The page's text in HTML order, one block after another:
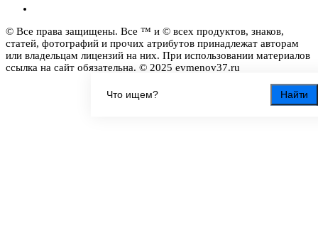
Найти
© Все права защищены. Все ™ и © всех продуктов, знаков,
статей, фотографий и прочих атрибутов принадлежат авторам
или владельцам лицензий на них. При использовании материалов
ссылка на сайт обязательна. © 2025 evmenov37.ru